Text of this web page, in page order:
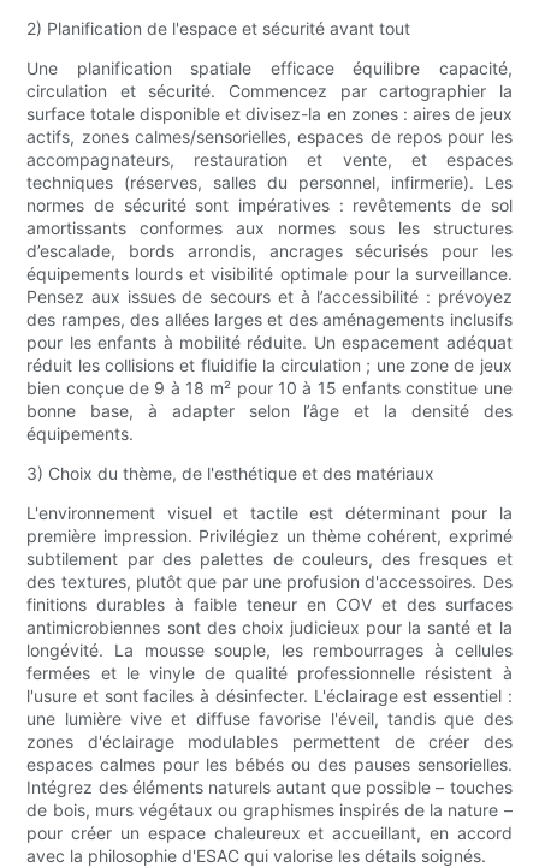
2) Planification de l'espace et sécurité avant tout
Une planification spatiale efficace équilibre capacité,
circulation et sécurité. Commencez par cartographier la
surface totale disponible et divisez-la en zones : aires de jeux
actifs, zones calmes/sensorielles, espaces de repos pour les
accompagnateurs, restauration et vente, et espaces
techniques (réserves, salles du personnel, infirmerie). Les
normes de sécurité sont impératives : revêtements de sol
amortissants conformes aux normes sous les structures
d’escalade, bords arrondis, ancrages sécurisés pour les
équipements lourds et visibilité optimale pour la surveillance.
Pensez aux issues de secours et à l’accessibilité : prévoyez
des rampes, des allées larges et des aménagements inclusifs
pour les enfants à mobilité réduite. Un espacement adéquat
réduit les collisions et fluidifie la circulation ; une zone de jeux
bien conçue de 9 à 18 m² pour 10 à 15 enfants constitue une
bonne base, à adapter selon l’âge et la densité des
équipements.
3) Choix du thème, de l'esthétique et des matériaux
L'environnement visuel et tactile est déterminant pour la
première impression. Privilégiez un thème cohérent, exprimé
subtilement par des palettes de couleurs, des fresques et
des textures, plutôt que par une profusion d'accessoires. Des
finitions durables à faible teneur en COV et des surfaces
antimicrobiennes sont des choix judicieux pour la santé et la
longévité. La mousse souple, les rembourrages à cellules
fermées et le vinyle de qualité professionnelle résistent à
l'usure et sont faciles à désinfecter. L'éclairage est essentiel :
une lumière vive et diffuse favorise l'éveil, tandis que des
zones d'éclairage modulables permettent de créer des
espaces calmes pour les bébés ou des pauses sensorielles.
Intégrez des éléments naturels autant que possible – touches
de bois, murs végétaux ou graphismes inspirés de la nature –
pour créer un espace chaleureux et accueillant, en accord
avec la philosophie d'ESAC qui valorise les détails soignés.